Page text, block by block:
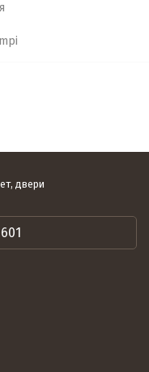
двери